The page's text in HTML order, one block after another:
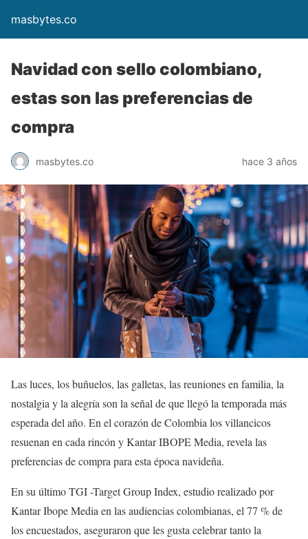
masbytes.co
Navidad con sello colombiano,
estas son las preferencias de
compra
masbytes.co hace 3 años
Las luces, los buñuelos, las galletas, las reuniones en familia, la
nostalgia y la alegría son la señal de que llegó la temporada más
esperada del año. En el corazón de Colombia los villancicos
resuenan en cada rincón y Kantar IBOPE Media, revela las
preferencias de compra para esta época navideña.
En su último TGI -Target Group Index, estudio realizado por
Kantar Ibope Media en las audiencias colombianas, el 77 % de
los encuestados, aseguraron que les gusta celebrar tanto la